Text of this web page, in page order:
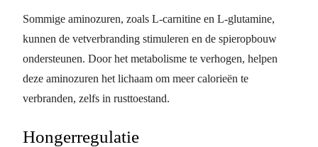
Sommige aminozuren, zoals L-carnitine en L-glutamine,
kunnen de vetverbranding stimuleren en de spieropbouw
ondersteunen. Door het metabolisme te verhogen, helpen
deze aminozuren het lichaam om meer calorieën te
verbranden, zelfs in rusttoestand.
Hongerregulatie